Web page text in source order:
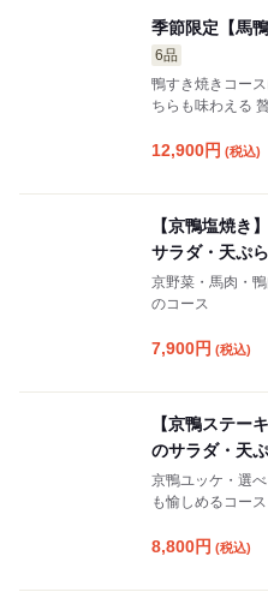
季節限定【馬
6品
鴨すき焼きコースに季
ち
12,900円 (税込)
【京鴨塩焼き
サラダ・天ぷ
京野菜・馬肉・鴨肉の定番 予算など
のコース
7,900円 (税込)
【京鴨ステー
のサラダ・天
京鴨ユッケ・選
も愉しめるコース
8,800円 (税込)